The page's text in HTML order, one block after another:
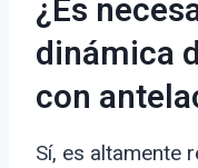
¿Es
dinámica
con
Sí, es altamente